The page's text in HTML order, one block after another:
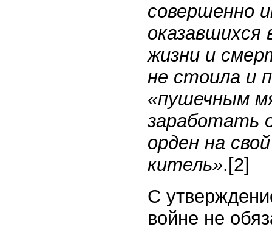
совершенно
оказавшихся
жизни и
не стоила и
«пушечным
заработать
орден на
китель». [2]
С
войне не